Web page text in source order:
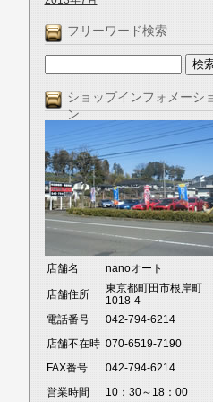
フリーワード検索
ショップインフォメーシ
ン
店舗名 nanoオート
店舗住所
東京都町田市根岸町
1018-4
電話番号
042-794-6214
店舗不在時 070-6519-7190
FAX番号
042-794-6214
営業時間
10：30～18：00